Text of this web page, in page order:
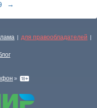
→
| для правообладателей |
»